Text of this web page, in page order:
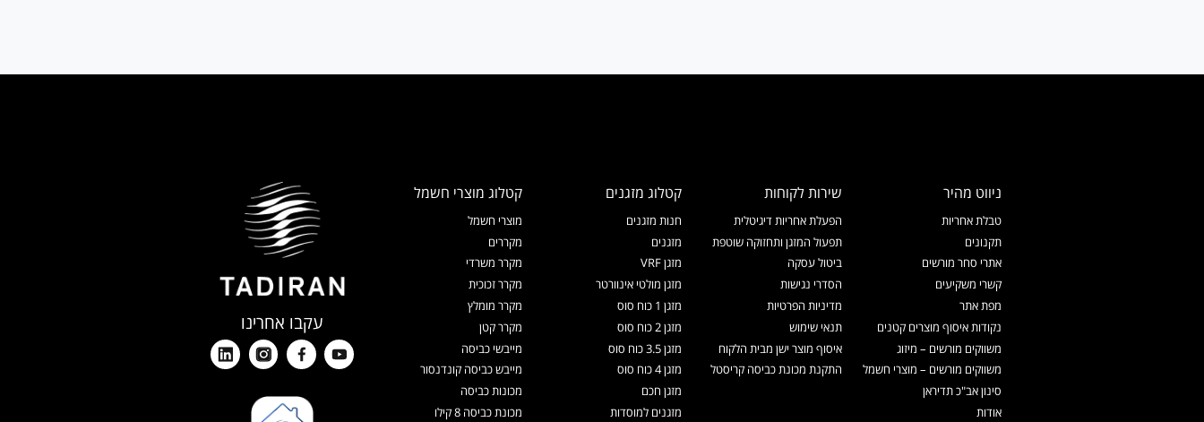
ניווט מהיר
טבלת אחריות
תקנונים
אתרי סחר מורשים
קשרי משקיעים
מפת אתר
נקודות איסוף מוצרים קטנים
משווקים מורשים – מיזוג
משווקים מורשים – מוצרי חשמל
סינון אב"כ תדיראן
אודות
שירות לקוחות
הפעלת אחריות דיגיטלית
תפעול המזגן ותחזוקה שוטפת
ביטול עסקה
הסדרי נגישות
מדיניות הפרטיות
תנאי שימוש
איסוף מוצר ישן מבית הלקוח
התקנת מכונת כביסה קריסטל
קטלוג מזגנים
חנות מזגנים
מזגנים
מזגן VRF
מזגן מולטי אינוורטר
מזגן 1 כוח סוס
מזגן 2 כוח סוס
מזגן 3.5 כוח סוס
מזגן 4 כוח סוס
מזגן חכם
מזגנים למוסדות
קטלוג מוצרי חשמל
מוצרי חשמל
מקררים
מקרר משרדי
מקרר זכוכית
מקרר מומלץ
מקרר קטן
מייבשי כביסה
מייבש כביסה קונדנסור
מכונות כביסה
מכונת כביסה 8 קילו
עקבו אחרינו